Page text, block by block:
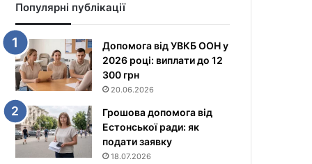
Популярні публікації
Допомога від УВКБ ООН у
2026 році: виплати до 12
300 грн
20.06.2026
Грошова допомога від
Естонської ради: як
подати заявку
18.07.2026